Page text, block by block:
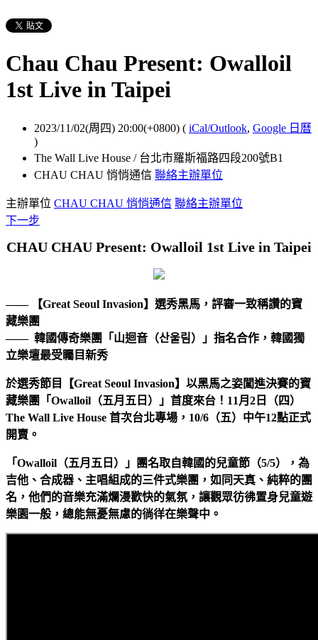
Chau Chau Present: Owalloil
1st Live in Taipei
2023/11/02(周四) 20:00(+0800) ( iCal/Outlook, Google 日曆
)
The Wall Live House / 台北市羅斯福路四段200號B1
CHAU CHAU 悄悄通信 聯絡主辦單位
主辦單位 CHAU CHAU 悄悄通信 聯絡主辦單位
下一步
CHAU CHAU Present: Owalloil 1st Live in Taipei
—— 【Great Seoul Invasion】選秀黑馬，評審一致稱讚的寶
藏樂團
—— 韓國傳奇樂團「山迴音（산울림）」指名合作，韓國獨
立樂壇最受矚目新秀
於選秀節目【Great Seoul Invasion】以黑馬之姿闖進決賽的寶
藏樂團「Owalloil（五月五日）」首度來台！11月2日（四）
The Wall Live House 首次台北專場，10/6（五）中午12點正式
開賣。
「Owalloil（五月五日）」團名取自韓國的兒童節（5/5），為
吉他、合成器、主唱組成的三件式樂團，如同天真、純粹的團
名，他們的音樂充滿爛漫歡快的氣氛，讓觀眾彷彿置身兒童遊
樂園一般，總能無憂無慮的徜徉在樂聲中。